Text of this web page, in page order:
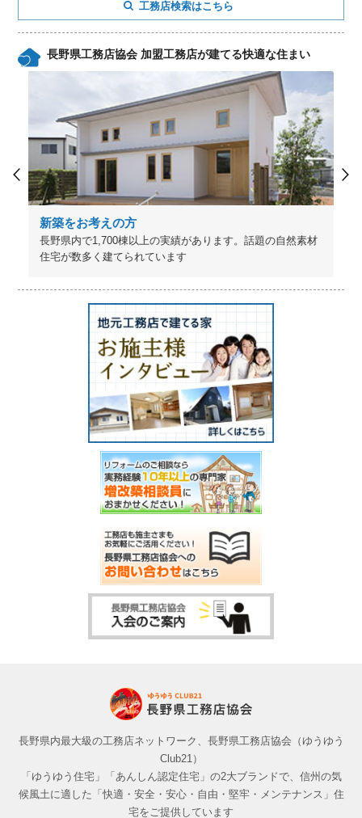
工務店検索はこちら
長野県工務店協会 加盟工務店が建てる快適な住まい
新築をお考えの方
長野県内で1,700棟以上の実績があります。話題の自然素材
住宅が数多く建てられています
長野県内最大級の工務店ネットワーク、長野県工務店協会（ゆうゆう
Club21）
「ゆうゆう住宅」「あんしん認定住宅」の2大ブランドで、信州の気
候風土に適した「快適・安全・安心・自由・堅牢・メンテナンス」住
宅をご提供しています